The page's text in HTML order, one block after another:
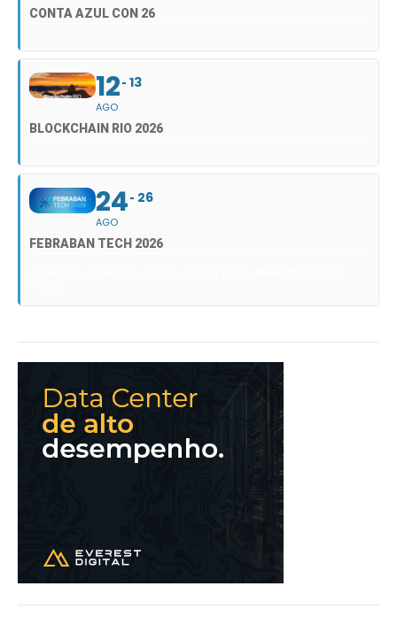
CONTA AZUL CON 26
12
AGO
13
BLOCKCHAIN RIO 2026
24
AGO
26
FEBRABAN TECH 2026